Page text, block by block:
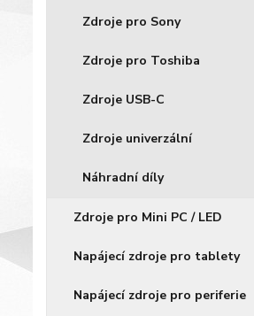
Zdroje pro Sony
Zdroje pro Toshiba
Zdroje USB-C
Zdroje univerzální
Náhradní díly
Zdroje pro Mini PC / LED
Napájecí zdroje pro tablety
Napájecí zdroje pro periferie